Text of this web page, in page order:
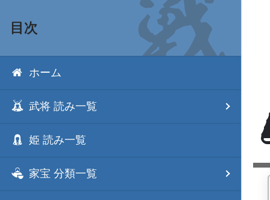
目次
ホーム
武将 読み一覧
姫 読み一覧
家宝 分類一覧